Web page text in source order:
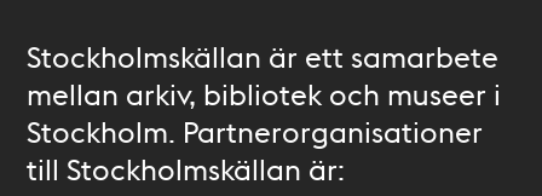
Stockholmskällan är ett samarbete
mellan arkiv, bibliotek och museer i
Stockholm. Partnerorganisationer
till Stockholmskällan är: